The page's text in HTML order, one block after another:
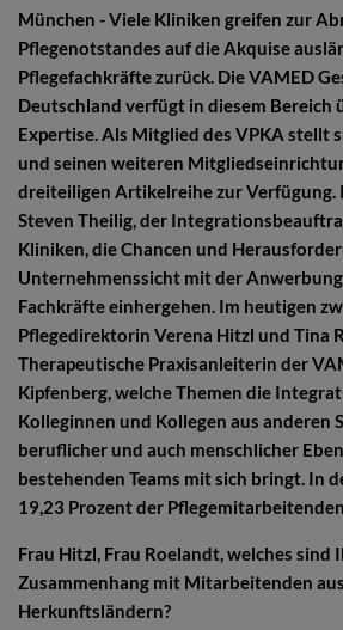
München - Viele Kliniken greifen zur
Pflegenotstandes auf die Akquise
Pflegefachkräfte zurück. Die VAMED
Deutschland verfügt in diesem Bereich
Expertise. Als Mitglied des VPKA stellt
und seinen weiteren
dreiteiligen Artikelreihe zur Verfügung.
Steven Theilig, der
Kliniken, die Chancen und
Unternehmenssicht mit der
Fachkräfte einhergehen. Im heutigen
Pflegedirektorin Verena Hitzl und Tina
Therapeutische Praxisanleiterin der
Kipfenberg, welche Themen die
Kolleginnen und Kollegen aus anderen
beruflicher und auch menschlicher
bestehenden Teams mit sich bringt. In
19,23 Prozent der
Frau Hitzl, Frau Roelandt, welches sind
Zusammenhang mit Mitarbeitenden
Herkunftsländern?